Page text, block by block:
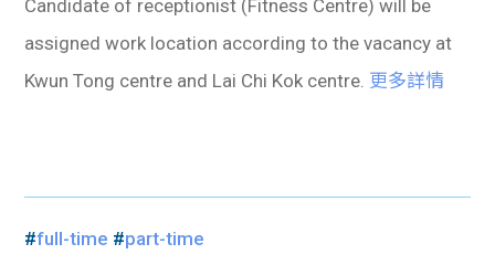
Candidate of receptionist (Fitness Centre) will be
assigned work location according to the vacancy at
Kwun Tong centre and Lai Chi Kok centre. 更多詳情
#full-time #part-time